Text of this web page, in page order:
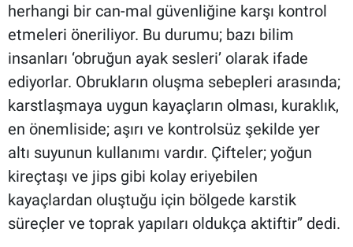
herhangi bir can-mal güvenliğine karşı kontrol
etmeleri öneriliyor. Bu durumu; bazı bilim
insanları ‘obruğun ayak sesleri’ olarak ifade
ediyorlar. Obrukların oluşma sebepleri arasında;
karstlaşmaya uygun kayaçların olması, kuraklık,
en önemliside; aşırı ve kontrolsüz şekilde yer
altı suyunun kullanımı vardır. Çifteler; yoğun
kireçtaşı ve jips gibi kolay eriyebilen
kayaçlardan oluştuğu için bölgede karstik
süreçler ve toprak yapıları oldukça aktiftir” dedi.